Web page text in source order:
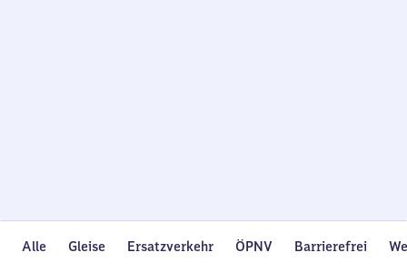
Alle Gleise Ersatzverkehr ÖPNV Barrierefrei